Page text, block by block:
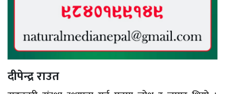
दीपेन्द्र राउत